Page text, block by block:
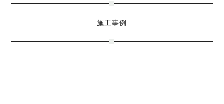
施工事例